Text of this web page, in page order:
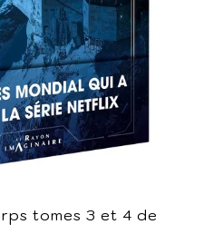
tomes 3 et 4 de